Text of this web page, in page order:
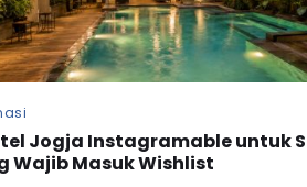
Jogja Instagramable untuk
Wajib Masuk Wishlist